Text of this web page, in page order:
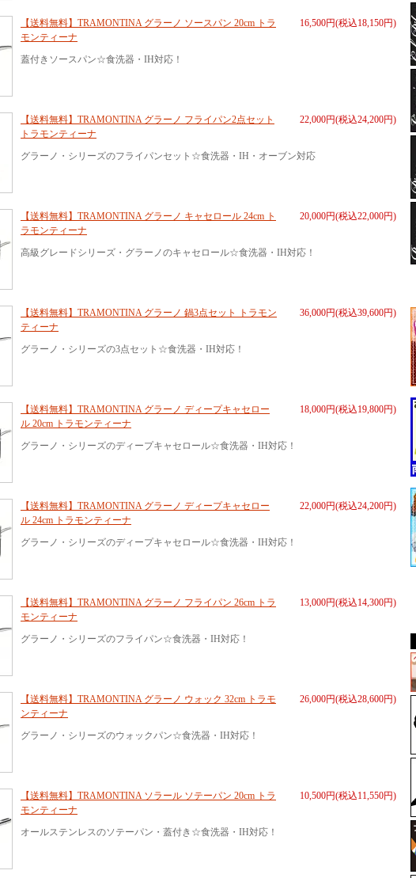
16,500円(税込18,150円)
【送料無料】TRAMONTINA グラーノ ソースパン 20cm トラ
モンティーナ
蓋付きソースパン☆食洗器・IH対応！
22,000円(税込24,200円)
【送料無料】TRAMONTINA グラーノ フライパン2点セット
トラモンティーナ
グラーノ・シリーズのフライパンセット☆食洗器・IH・オーブン対応
20,000円(税込22,000円)
【送料無料】TRAMONTINA グラーノ キャセロール 24cm ト
ラモンティーナ
高級グレードシリーズ・グラーノのキャセロール☆食洗器・IH対応！
36,000円(税込39,600円)
【送料無料】TRAMONTINA グラーノ 鍋3点セット トラモン
ティーナ
グラーノ・シリーズの3点セット☆食洗器・IH対応！
18,000円(税込19,800円)
【送料無料】TRAMONTINA グラーノ ディープキャセロー
ル 20cm トラモンティーナ
グラーノ・シリーズのディープキャセロール☆食洗器・IH対応！
22,000円(税込24,200円)
【送料無料】TRAMONTINA グラーノ ディープキャセロー
ル 24cm トラモンティーナ
グラーノ・シリーズのディープキャセロール☆食洗器・IH対応！
13,000円(税込14,300円)
【送料無料】TRAMONTINA グラーノ フライパン 26cm トラ
モンティーナ
グラーノ・シリーズのフライパン☆食洗器・IH対応！
26,000円(税込28,600円)
【送料無料】TRAMONTINA グラーノ ウォック 32cm トラモ
ンティーナ
グラーノ・シリーズのウォックパン☆食洗器・IH対応！
10,500円(税込11,550円)
【送料無料】TRAMONTINA ソラール ソテーパン 20cm トラ
モンティーナ
オールステンレスのソテーパン・蓋付き☆食洗器・IH対応！